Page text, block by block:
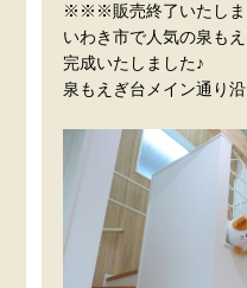
※※※販売終了いたし
いわき市で人気の泉も
完成いたしました♪
泉もえぎ台メイン通り